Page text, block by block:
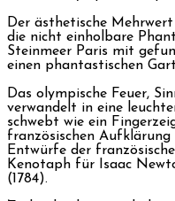
Der ästhetische
die nicht einholbare
Steinmeer Paris mit
einen phantastischen
Das olympische Feuer,
verwandelt in eine
schwebt wie ein
französischen
Entwürfe der
Kenotaph für Isaac
(1784).